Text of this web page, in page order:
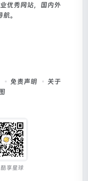
优秀网站，国内外
。
免责声明
关于
享星球